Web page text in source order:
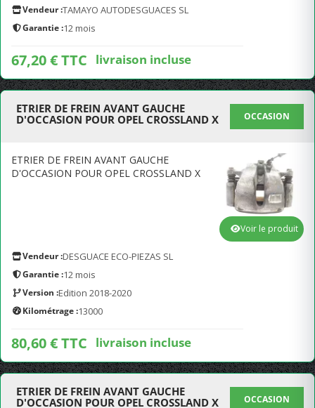
Vendeur :TAMAYO AUTODESGUACES SL
Garantie :12 mois
67,20 € TTC livraison incluse
ETRIER DE FREIN AVANT GAUCHE
D'OCCASION POUR OPEL CROSSLAND X
OCCASION
ETRIER DE FREIN AVANT GAUCHE
D'OCCASION POUR OPEL CROSSLAND X
Vendeur :DESGUACE ECO-PIEZAS SL
Garantie :12 mois
Version :Edition 2018-2020
Kilométrage :13000
80,60 € TTC livraison incluse
Voir le produit
ETRIER DE FREIN AVANT GAUCHE
D'OCCASION POUR OPEL CROSSLAND X
OCCASION